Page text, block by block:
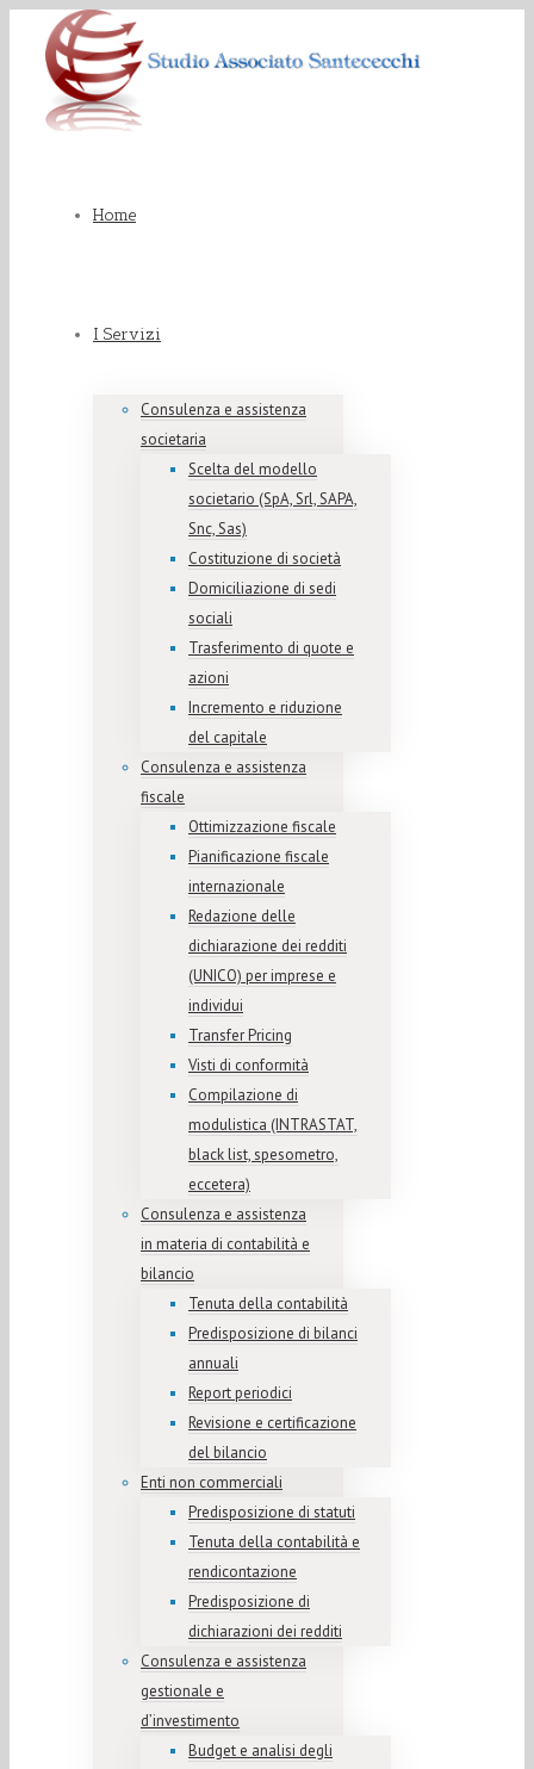
Home
I Servizi
Consulenza e assistenza
societaria
Scelta del modello
societario (SpA, Srl, SAPA,
Snc, Sas)
Costituzione di società
Domiciliazione di sedi
sociali
Trasferimento di quote e
azioni
Incremento e riduzione
del capitale
Consulenza e assistenza
fiscale
Ottimizzazione fiscale
Pianificazione fiscale
internazionale
Redazione delle
dichiarazione dei redditi
(UNICO) per imprese e
individui
Transfer Pricing
Visti di conformità
Compilazione di
modulistica (INTRASTAT,
black list, spesometro,
eccetera)
Consulenza e assistenza
in materia di contabilità e
bilancio
Tenuta della contabilità
Predisposizione di bilanci
annuali
Report periodici
Revisione e certificazione
del bilancio
Enti non commerciali
Predisposizione di statuti
Tenuta della contabilità e
rendicontazione
Predisposizione di
dichiarazioni dei redditi
Consulenza e assistenza
gestionale e
d’investimento
Budget e analisi degli